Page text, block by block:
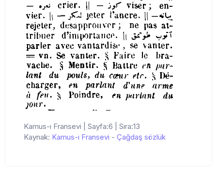
Kamus-ı Fransevi | Sayfa:6 | Sıra:13
Kaynak: Kamus-ı Fransevi - Çağdaş sözlük